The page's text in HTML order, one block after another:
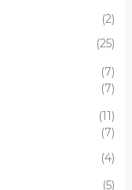
(2)
(25)
(7)
(7)
(11)
(7)
(4)
(5)